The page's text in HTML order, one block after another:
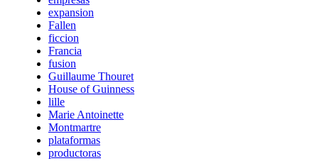
expansion
Fallen
ficcion
Francia
fusion
Guillaume Thouret
House of Guinness
lille
Marie Antoinette
Montmartre
plataformas
productoras